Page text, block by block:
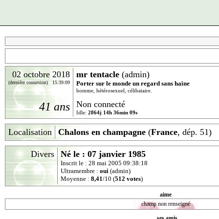
02 octobre 2018
(dernière connexion) 15:39:09
mr tentacle (admin)
Porter sur le monde un regard sans haine
homme, hétérosexuel, célibataire.
Non connecté
Idle: 2864j 14h 36min 09s
41 ans
Localisation Chalons en champagne (France, dép. 51)
Divers Né le : 07 janvier 1985
Inscrit le : 28 mai 2005 09:38:18
Ultramembre : oui (admin)
Moyenne : 8,41/10 (512 votes)
aime
champ non renseigné